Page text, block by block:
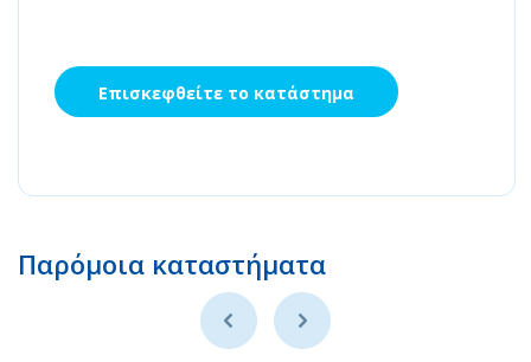
Επισκεφθείτε το κατάστημα
Παρόμοια καταστήματα